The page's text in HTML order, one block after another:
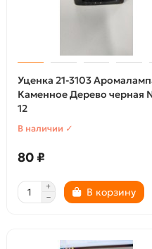
Уценка 21-3103
Каменное Дерево черная
12
В наличии ✓
80 ₽
В корзину